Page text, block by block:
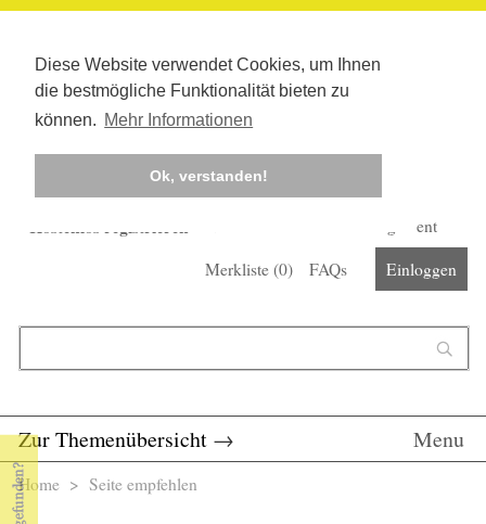
Diese Website verwendet Cookies, um Ihnen
die bestmögliche Funktionalität bieten zu
können. Mehr Informationen
Ok, verstanden!
Kostenlos registrieren
Corona-Management
Merkliste (0) FAQs Einloggen
Zur Themenübersicht → Menu
Sie sind hier
Home > Seite empfehlen